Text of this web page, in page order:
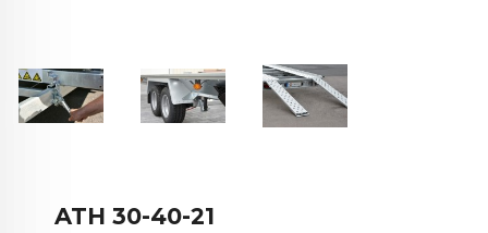
ATH 30-40-21